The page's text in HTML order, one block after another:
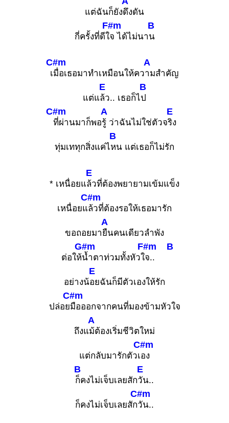
แต่ฉันก็ยังดึงดัน
กี่ครั้งที่ดีใ
F#m
จ ได้ไม่นา
B
น
เ
C#m
มื่อเธอมาทำเหมือนให้คว
A
ามสำคัญ
แต่แ
E
ล้ว.. เธอก็ไ
B
ป
C#m
ที่ผ่านมาก็พอ
A
รู้ ว่าฉันไม่ใช่ตัวจ
E
ริง
ทุ่มเททุกสิ่งแค่ไ
B
หน แต่เธอก็ไม่รัก
* เหนื่อยแ
E
ล้วที่ต้องพยายามเข้มแข็ง
เหนื่อยแ
C#m
ล้วที่ต้องรอให้เธอมารัก
ขอถอยมา
A
ยืนคนเดียวลำพัง
ต่อให้
G#m
น้ำตาท่วมทั้งหัวใ
F#m
จ..
B
อย่างน้
E
อยฉันก็มีตัวเองให้รัก
ปล่อย
C#m
มือออกจากคนที่มองข้ามหัวใจ
ถึงแ
A
ม้ต้องเริ่มชีวิตใหม่
แต่กลับมารักตัวเ
C#m
อง
B
ก็คงไม่เจ็บเลยสัก
E
วัน..
ก็คงไม่เจ็บเลยสัก
C#m
วัน..